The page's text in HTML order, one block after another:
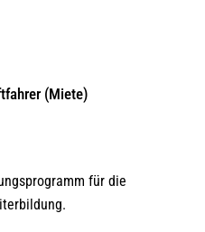
(Miete)
für die